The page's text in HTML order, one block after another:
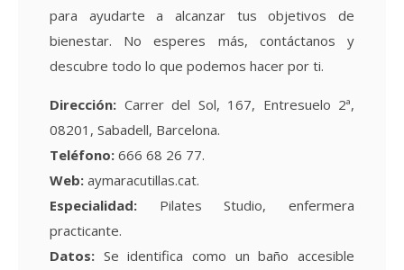
para ayudarte a alcanzar tus objetivos de
bienestar. No esperes más, contáctanos y
descubre todo lo que podemos hacer por ti.
Dirección: Carrer del Sol, 167, Entresuelo 2ª,
08201, Sabadell, Barcelona.
Teléfono: 666 68 26 77.
Web: aymaracutillas.cat.
Especialidad: Pilates Studio, enfermera
practicante.
Datos: Se identifica como un baño accesible